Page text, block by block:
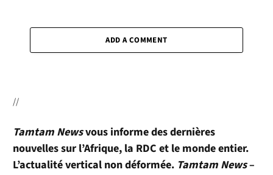
ADD A COMMENT
//
Tamtam Newsvous informe des dernières
nouvelles sur l’Afrique, la RDC et le monde entier.
L’actualité vertical non déformée. Tamtam News–